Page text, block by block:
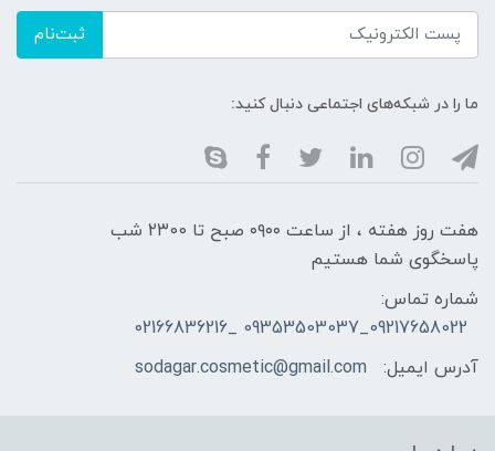
ثبت‌نام
ما را در شبکه‌های اجتماعی دنبال کنید:
هفت روز هفته ، از ساعت ۰۹۰۰ صبح تا ۲۳00 شب
پاسخگوی شما هستیم
شماره تماس:
09217658022_09353503037 _02166836216
آدرس ایمیل:
sodagar.cosmetic@gmail.com